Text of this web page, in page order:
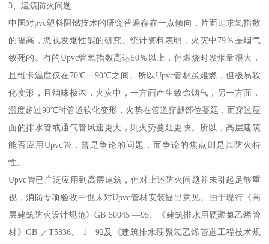
3、建筑防火问题
中国对pvc塑料阻燃技术的研究普遍存在一点倾向，片面追求氧指数
的提高，忽视发烟性能的研究。统计资料表明，火灾中79％是烟气
致死的。有的Upvc管氧指数高达50％以上，但燃烧时发烟量很大，
且维卡温度仅在70℃一90℃之间。所以Upvc管材虽难燃，但极易软
化变形，且烟味极浓，火灾中，一方面产生致命烟气，另一方面，
温度超过90℃时管道软化变形，火势在管道穿越部位蔓延，而穿过屋
面的排水管或通气管风速更大，则火势蔓延更快。所以，高层建筑
能否应用Upvc管，曾是争论的问题，而争论的焦点则是其防火特
性。
Upvc管已广泛应用到高层建筑，但对上述防火问题并未引起足够重
视，消防专项验收中也未对Upvc管材安装提出意见。由于现行《高
层建筑防火设计规范》GB 50045 —95、《建筑排水用硬聚氯乙烯管
材》GB ／T5836。 1—92及《建筑排水硬聚氯乙烯管道工程技术规